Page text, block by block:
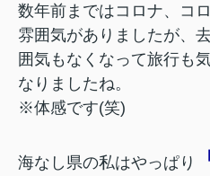
数年前まではコロナ、コ
雰囲気がありましたが、
囲気もなくなって旅行も
なりましたね。
※体感です(笑)
海なし県の私はやっぱり